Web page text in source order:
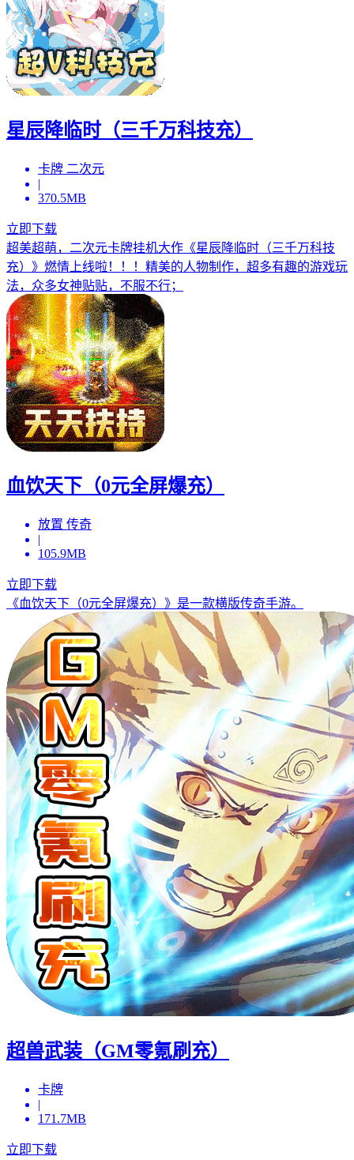
星辰降临时（三千万科技充）
卡牌 二次元
|
370.5MB
立即下载
超美超萌，二次元卡牌挂机大作《星辰降临时（三千万科技
充）》燃情上线啦！！！精美的人物制作，超多有趣的游戏玩
法，众多女神贴贴，不服不行；
血饮天下（0元全屏爆充）
放置 传奇
|
105.9MB
立即下载
《血饮天下（0元全屏爆充）》是一款横版传奇手游。
超兽武装（GM零氪刷充）
卡牌
|
171.7MB
立即下载